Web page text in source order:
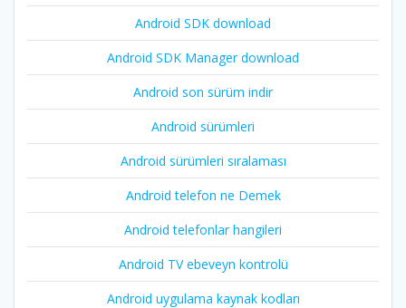
Android SDK download
Android SDK Manager download
Android son sürüm indir
Android sürümleri
Android sürümleri sıralaması
Android telefon ne Demek
Android telefonlar hangileri
Android TV ebeveyn kontrolü
Android uygulama kaynak kodları